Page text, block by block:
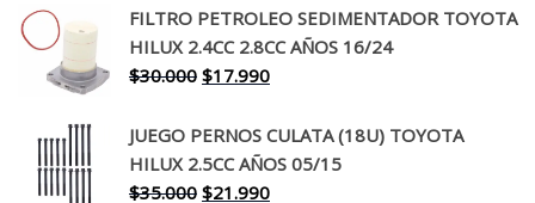
original
era:
$260.000.
actual
es:
FILTRO PETROLEO SEDIMENTADOR TOYOTA
HILUX 2.4CC 2.8CC AÑOS 16/24
$30.000 El
original
era:
$30.000.
$17.990El
actual
es:
$17.990.
JUEGO PERNOS CULATA (18U) TOYOTA
HILUX 2.5CC AÑOS 05/15
$35.000 El
$21.990El